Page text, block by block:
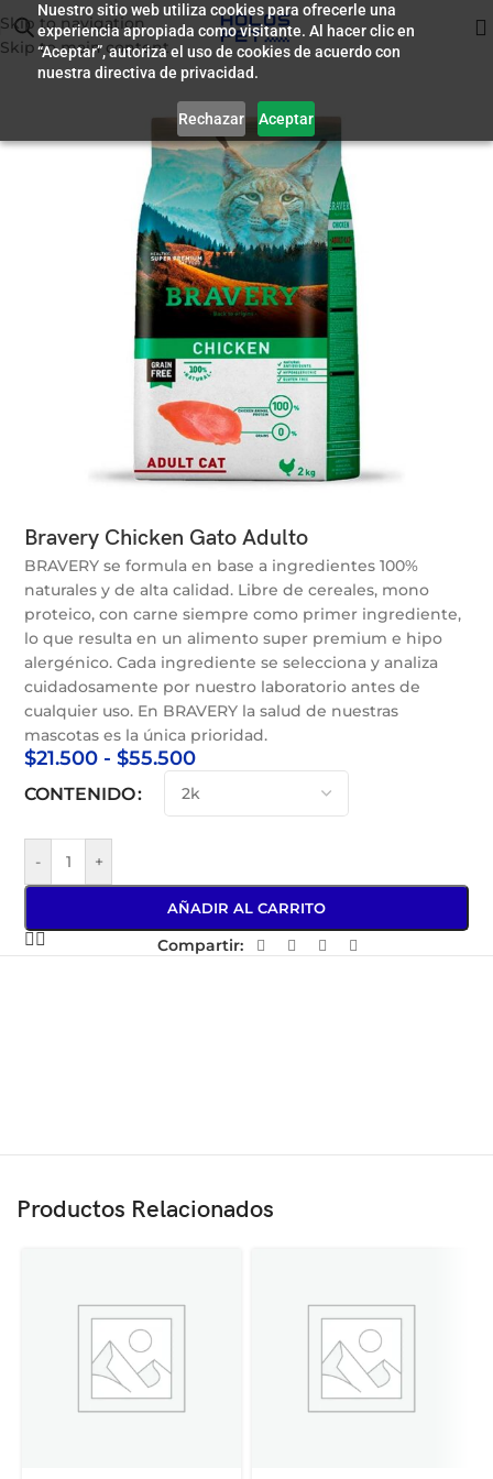
Nuestro sitio web utiliza cookies para ofrecerle una
experiencia apropiada como visitante. Al hacer clic en
“Aceptar”, autoriza el uso de cookies de acuerdo con
nuestra directiva de privacidad.
Rechazar Aceptar
Skip to navigation
Skip to main content
Inicio/ Alimento para Gatos
Bravery Chicken Gato Adulto
BRAVERY se formula en base a ingredientes 100%
naturales y de alta calidad. Libre de cereales, mono
proteico, con carne siempre como primer ingrediente,
lo que resulta en un alimento super premium e hipo
alergénico. Cada ingrediente se selecciona y analiza
cuidadosamente por nuestro laboratorio antes de
cualquier uso. En BRAVERY la salud de nuestras
mascotas es la única prioridad.
$21.500 - $55.500
CONTENIDO
- +
AÑADIR AL CARRITO
Compartir:
Productos Relacionados